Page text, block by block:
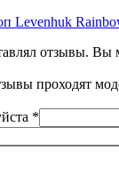
Levenhuk
отзывы. Вы
проходят
*